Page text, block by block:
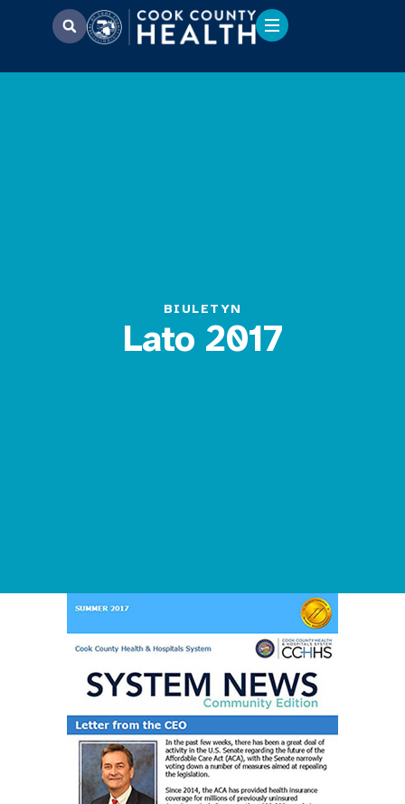
BIULETYN
Lato 2017